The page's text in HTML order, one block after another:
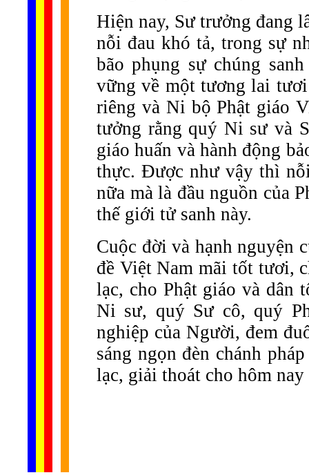
Hiện nay, Sư trưởng đang
nỗi đau khó tả, trong sự
bão phụng sự chúng
vững về một tương lai
riêng và Ni bộ Phật giáo
tưởng rằng quý Ni sư và
giáo huấn và hành động
thực. Được như vậy thì
nữa mà là đầu nguồn của
thế giới tử sanh này.
Cuộc đời và hạnh nguyện
đề Việt Nam mãi tốt tươi,
lạc, cho Phật giáo và dân
Ni sư, quý Sư cô, quý
nghiệp của Người, đem
sáng ngọn đèn chánh
lạc, giải thoát cho hôm